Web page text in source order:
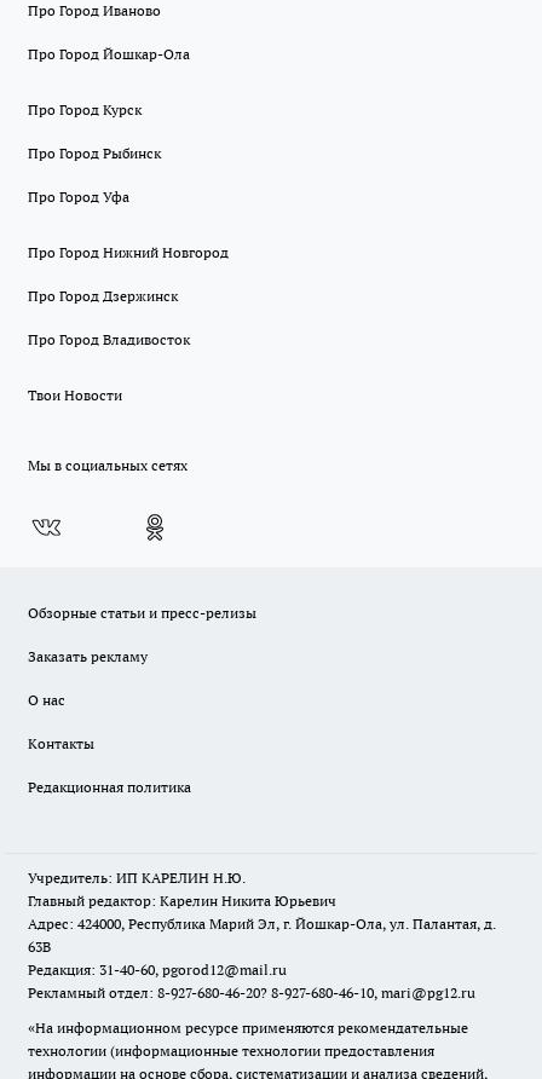
Про Город Иваново
Про Город Йошкар-Ола
Про Город Курск
Про Город Рыбинск
Про Город Уфа
Про Город Нижний Новгород
Про Город Дзержинск
Про Город Владивосток
Твои Новости
Мы в социальных сетях
Обзорные статьи и пресс-релизы
Заказать рекламу
О нас
Контакты
Редакционная политика
Учредитель: ИП КАРЕЛИН Н.Ю.
Главный редактор: Карелин Никита Юрьевич
Адрес: 424000, Республика Марий Эл, г. Йошкар-Ола, ул. Палантая, д.
63В
Редакция: 31-40-60, pgorod12@mail.ru
Рекламный отдел: 8-927-680-46-20? 8-927-680-46-10, mari@pg12.ru
«На информационном ресурсе применяются рекомендательные
технологии (информационные технологии предоставления
информации на основе сбора, систематизации и анализа сведений,